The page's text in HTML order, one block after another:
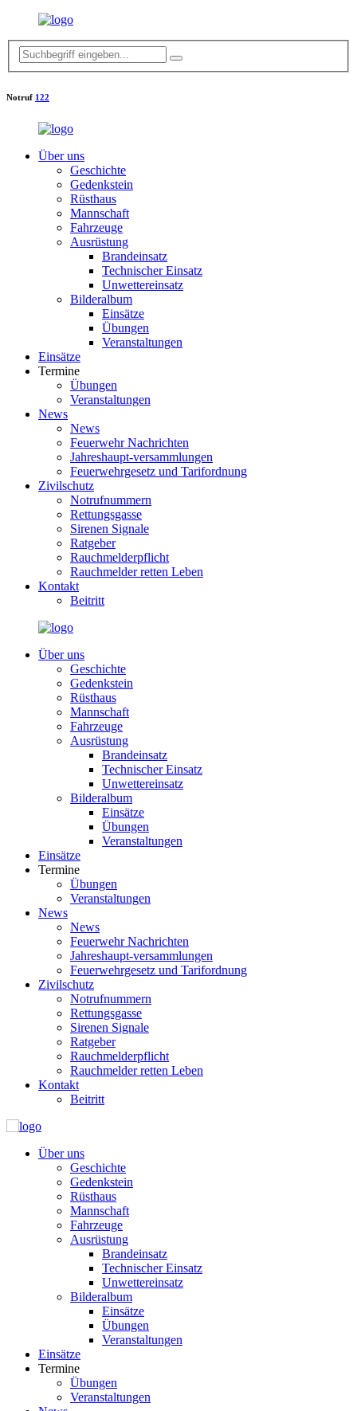
Notruf 122
Über uns
Geschichte
Gedenkstein
Rüsthaus
Mannschaft
Fahrzeuge
Ausrüstung
Brandeinsatz
Technischer Einsatz
Unwettereinsatz
Bilderalbum
Einsätze
Übungen
Veranstaltungen
Einsätze
Termine
Übungen
Veranstaltungen
News
News
Feuerwehr Nachrichten
Jahreshaupt-versammlungen
Feuerwehrgesetz und Tarifordnung
Zivilschutz
Notrufnummern
Rettungsgasse
Sirenen Signale
Ratgeber
Rauchmelderpflicht
Rauchmelder retten Leben
Kontakt
Beitritt
Über uns
Geschichte
Gedenkstein
Rüsthaus
Mannschaft
Fahrzeuge
Ausrüstung
Brandeinsatz
Technischer Einsatz
Unwettereinsatz
Bilderalbum
Einsätze
Übungen
Veranstaltungen
Einsätze
Termine
Übungen
Veranstaltungen
News
News
Feuerwehr Nachrichten
Jahreshaupt-versammlungen
Feuerwehrgesetz und Tarifordnung
Zivilschutz
Notrufnummern
Rettungsgasse
Sirenen Signale
Ratgeber
Rauchmelderpflicht
Rauchmelder retten Leben
Kontakt
Beitritt
Über uns
Geschichte
Gedenkstein
Rüsthaus
Mannschaft
Fahrzeuge
Ausrüstung
Brandeinsatz
Technischer Einsatz
Unwettereinsatz
Bilderalbum
Einsätze
Übungen
Veranstaltungen
Einsätze
Termine
Übungen
Veranstaltungen